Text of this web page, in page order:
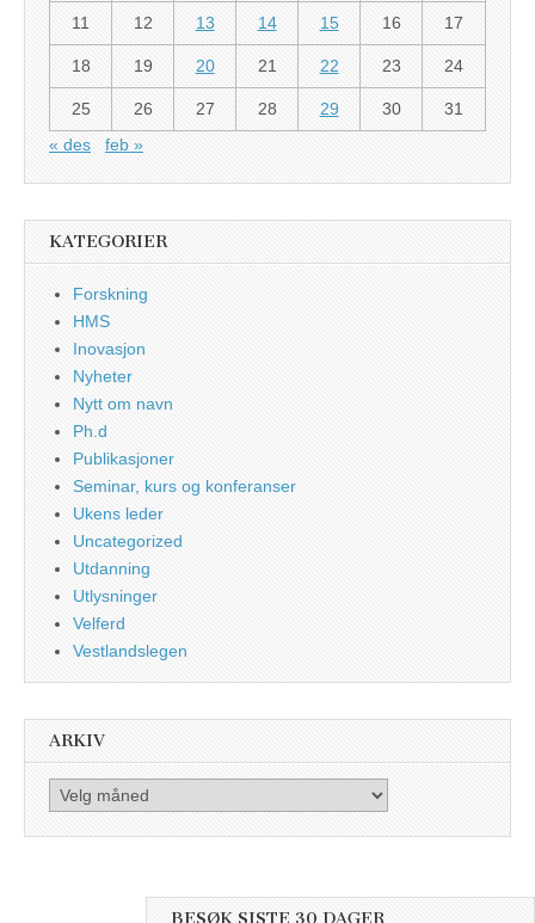
11 12 13 14 15 16 17
18 19 20 21 22 23 24
25 26 27 28 29 30
31
« des
feb »
KATEGORIER
Forskning
HMS
Inovasjon
Nyheter
Nytt om navn
Ph.d
Publikasjoner
Seminar, kurs og konferanser
Ukens leder
Uncategorized
Utdanning
Utlysninger
Velferd
Vestlandslegen
ARKIV
Arkiv